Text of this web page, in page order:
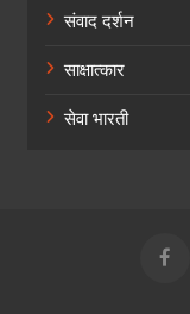
संवाद दर्शन
साक्षात्कार
सेवा भारती